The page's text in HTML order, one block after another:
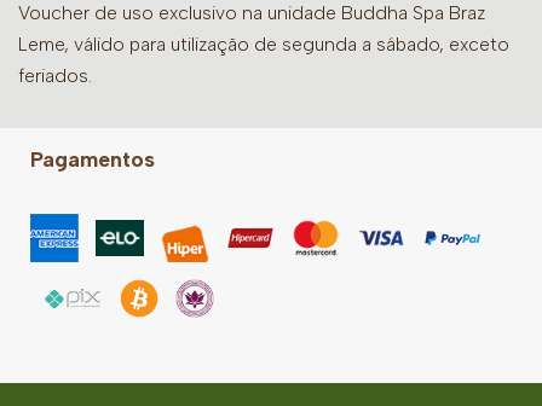
Voucher de uso exclusivo na unidade Buddha Spa Braz
Leme, válido para utilização de segunda a sábado, exceto
feriados.
Pagamentos